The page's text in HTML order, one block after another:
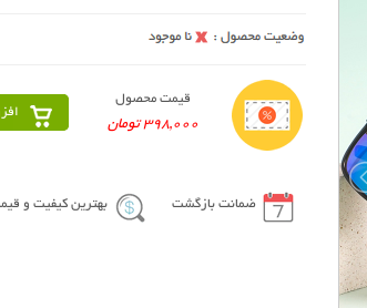
قیمت محصول
398,000 تومان
ضمانت بازگشت بهترین کیفیت و